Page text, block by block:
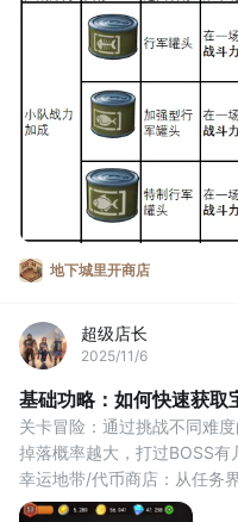
如何判断当前副本是否能挑战
注意查看战队的角色表情：
1. 至少要保障队伍中有一个
2. 队伍中的绿色表情越多战
3. 如果都是黄色表情，就要慎
地下城里开商店
超级店长
2025/11/6
基础功略：如何快速获取
关卡冒险‌：通过挑战不同难度的冒险BOSS关卡解锁钥匙，难度越高
幸运地带/代币商店‌：从任务界面进入幸运地带，在积分兑换处，每